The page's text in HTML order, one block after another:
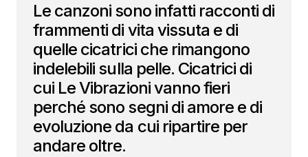
Le canzoni sono infatti racconti di
frammenti di vita vissuta e di
quelle cicatrici che rimangono
indelebili sulla pelle. Cicatrici di
cui Le Vibrazioni vanno fieri
perché sono segni di amore e di
evoluzione da cui ripartire per
andare oltre.